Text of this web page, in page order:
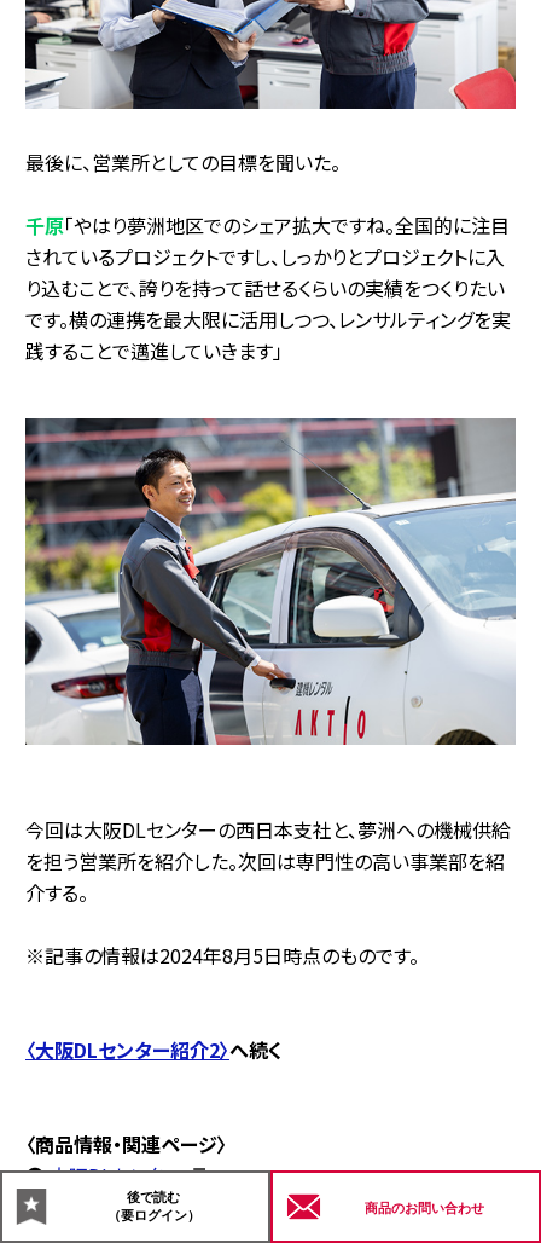
最後に、営業所としての目標を聞いた。
千原「やはり夢洲地区でのシェア拡大ですね。全国的に注目
されているプロジェクトですし、しっかりとプロジェクトに入
り込むことで、誇りを持って話せるくらいの実績をつくりたい
です。横の連携を最大限に活用しつつ、レンサルティングを実
践することで邁進していきます」
今回は大阪DLセンターの西日本支社と、夢洲への機械供給
を担う営業所を紹介した。次回は専門性の高い事業部を紹
介する。
※記事の情報は2024年8月5日時点のものです。
〈大阪DLセンター紹介2〉へ続く
〈商品情報・関連ページ〉
●大阪DLセンター
●
後で読む
（要ログイン）
商品のお問い合わせ